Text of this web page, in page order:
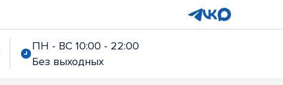
ПН - ВС 10:00 - 22:00
Без выходных